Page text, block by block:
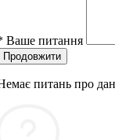
Ваше питання
Продовжити
питань про